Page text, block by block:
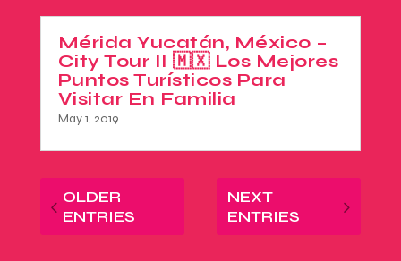
Mérida Yucatán, México –
City Tour II 🇲🇽 Los Mejores
Puntos Turísticos Para
Visitar En Familia
May 1, 2019
OLDER
ENTRIES
NEXT
ENTRIES